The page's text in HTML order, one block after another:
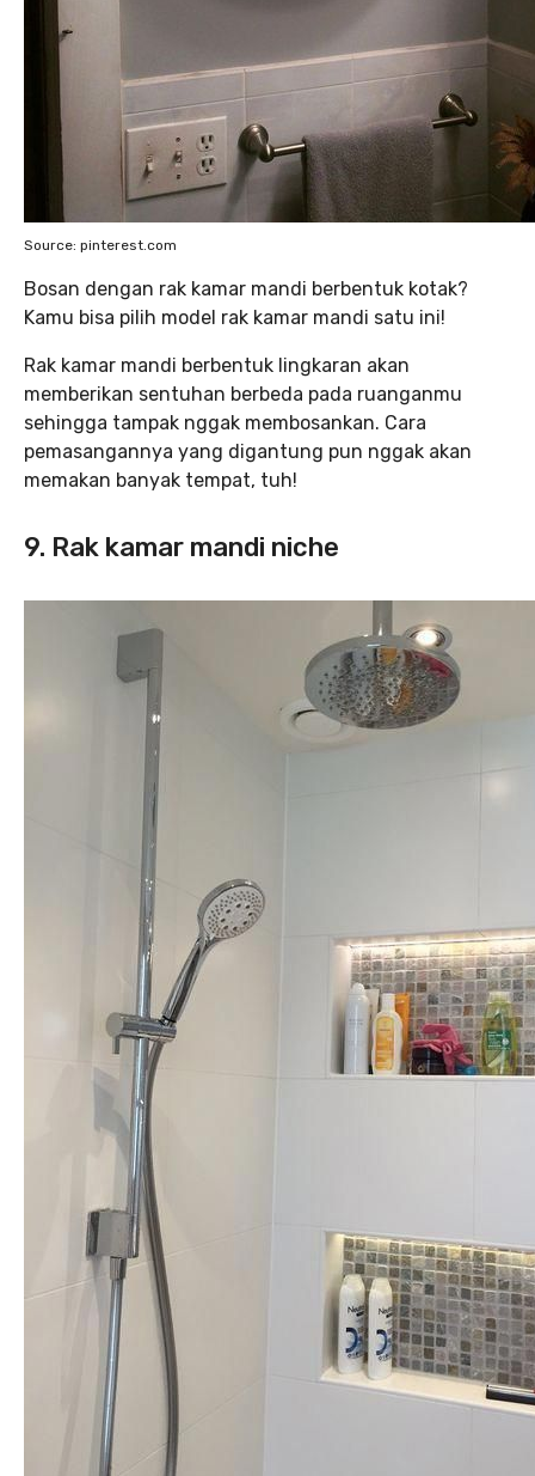
Source: pinterest.com
Bosan dengan rak kamar mandi berbentuk kotak?
Kamu bisa pilih model rak kamar mandi satu ini!
Rak kamar mandi berbentuk lingkaran akan
memberikan sentuhan berbeda pada ruanganmu
sehingga tampak nggak membosankan. Cara
pemasangannya yang digantung pun nggak akan
memakan banyak tempat, tuh!
9. Rak kamar mandi niche